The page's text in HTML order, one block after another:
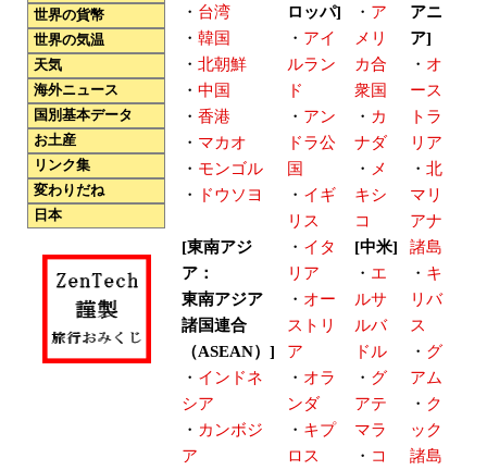
世界の貨幣
世界の気温
天気
海外ニュース
国別基本データ
お土産
リンク集
変わりだね
日本
・ 台湾
・ 韓国
・ 北朝鮮
・ 中国
・ 香港
・ マカオ
・ モンゴル
・
ドウソヨ
[東南アジ
ア：
東南アジア
諸国連合
（ASEAN）]
・ インドネ
シア
・ カンボジ
ア
ロッパ]
・ アイ
ルラン
ド
・ アン
ドラ公
国
・ イギ
リス
・ イタ
リア
・ オー
ストリ
ア
・ オラ
ンダ
・ キプ
ロス
・ ア
メリ
カ合
衆国
・ カ
ナダ
・ メ
キシ
コ
[中米]
・ エ
ルサ
ルバ
ドル
・ グ
アテ
マラ
・ コ
アニ
ア]
・ オ
ース
トラ
リア
・ 北
マリ
アナ
諸島
・ キ
リバ
ス
・ グ
アム
・ ク
ック
諸島